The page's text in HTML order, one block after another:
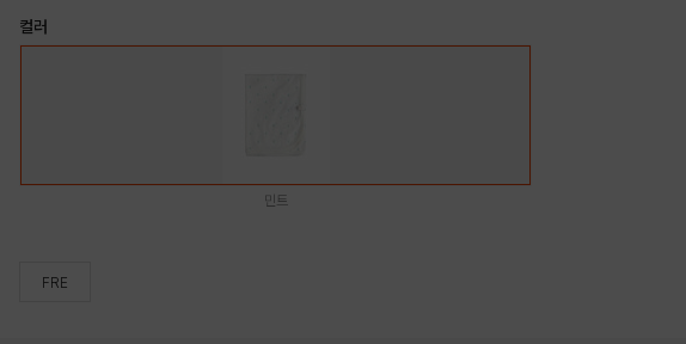
컬러
민트
FRE